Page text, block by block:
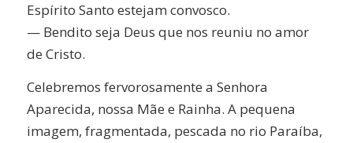
Espírito Santo estejam convosco.
— Bendito seja Deus que nos reuniu no amor
de Cristo.
Celebremos fervorosamente a Senhora
Aparecida, nossa Mãe e Rainha. A pequena
imagem, fragmentada, pescada no rio Paraíba,